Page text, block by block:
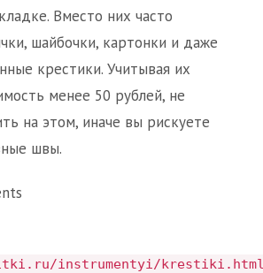
Вместо них часто
шайбочки, картонки и даже
крестики. Учитывая их
менее 50 рублей, не
на этом, иначе вы рискуете
швы.
instrumentyi/